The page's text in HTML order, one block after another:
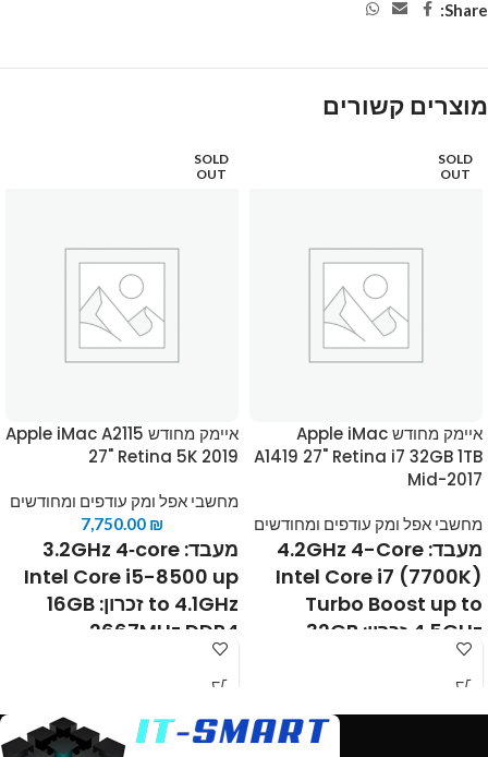
Share:
מוצרים קשורים
SOLD
OUT
איימק מחודש Apple iMac
A1419 27" Retina i7 32GB 1TB
Mid-2017
מחשבי אפל ומק עודפים ומחודשים
מעבד: 4.2GHz 4-Core
Intel Core i7 (7700K)
Turbo Boost up to
4.5GHz זכרון: 32GB
2400MHz DDR4
memory
כרטיס מסך:Radeon Pro
שנה
SOLD
OUT
איימק מחודש Apple iMac A2115
27" Retina 5K 2019
מחשבי אפל ומק עודפים ומחודשים
7,750.00 ₪
מעבד: 3.2GHz 4‑core
Intel Core i5-8500 up
to 4.1GHz זכרון: 16GB
2667MHz DDR4
memory
512GB
Radeon Pro 570X 4GB
GDDR5 אחריות:שנה תנאי